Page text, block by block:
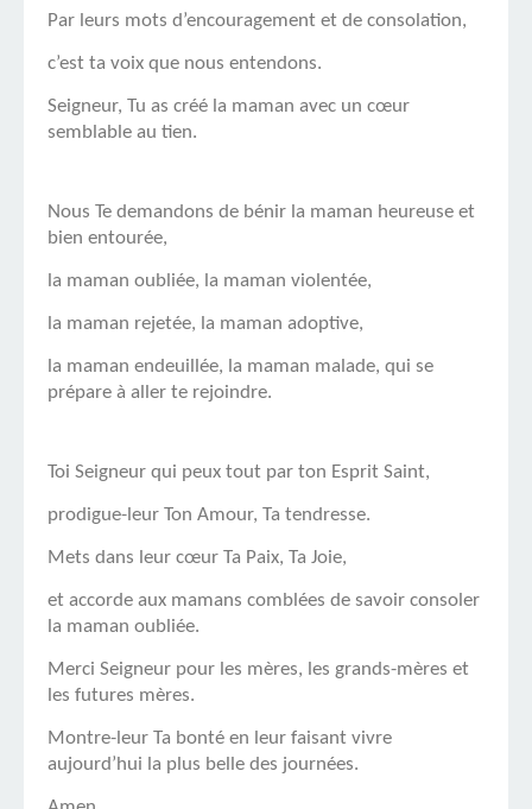
Par leurs mots d’encouragement et de consolation,
c’est ta voix que nous entendons.
Seigneur, Tu as créé la maman avec un cœur
semblable au tien.
Nous Te demandons de bénir la maman heureuse et
bien entourée,
la maman oubliée, la maman violentée,
la maman rejetée, la maman adoptive,
la maman endeuillée, la maman malade, qui se
prépare à aller te rejoindre.
Toi Seigneur qui peux tout par ton Esprit Saint,
prodigue-leur Ton Amour, Ta tendresse.
Mets dans leur cœur Ta Paix, Ta Joie,
et accorde aux mamans comblées de savoir consoler
la maman oubliée.
Merci Seigneur pour les mères, les grands-mères et
les futures mères.
Montre-leur Ta bonté en leur faisant vivre
aujourd’hui la plus belle des journées.